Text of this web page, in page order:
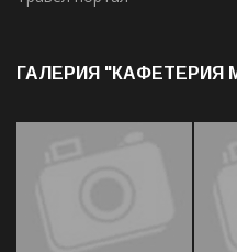
ГАЛЕРИЯ "КАФЕТЕРИЯ